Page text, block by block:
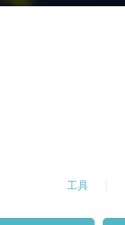
工具